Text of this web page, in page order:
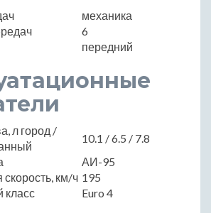
механика
6
передний
л город /
10.1 / 6.5 / 7.8
АИ-95
км/ч 195
класс
Euro 4